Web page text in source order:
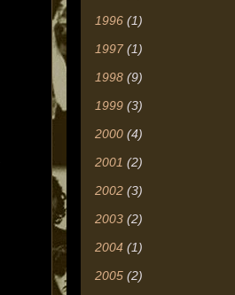
1996 (1)
1997 (1)
1998 (9)
1999 (3)
2000 (4)
2001 (2)
2002 (3)
2003 (2)
2004 (1)
2005 (2)